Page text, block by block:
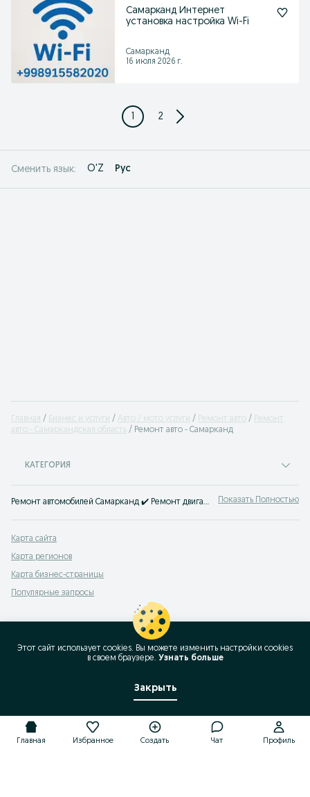
Самарканд Интернет
установка настройка Wi-Fi
Самарканд
16 июля 2026 г.
1 2
Сменить язык: O'Z Рус
Главная Бизнес и услуги Авто / мото услуги Ремонт авто
Ремонт
авто - Самаркандская область
Ремонт авто - Самарканд
КАТЕГОРИЯ
Ремонт автомобилей Самарканд ✔️ Ремонт двигателя и ходовой, установка ГБО, заправка кондиционеров и другое ⭐ Выгодные цены на авто услуги на OLX.uz! Показать Полностью
Карта сайта
Карта регионов
Карта бизнес-страницы
Популярные запросы
Главная Избранное Создать Чат Профиль
Этот сайт использует cookies. Вы можете изменить настройки cookies
в своeм браузере. Узнать больше
Закрыть